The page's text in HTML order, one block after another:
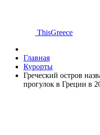
ThisGreece
Главная
Курорты
Греческий остров
прогулок в Греции в